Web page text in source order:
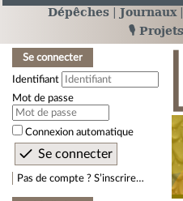
Dépêches Journaux
🎙️
Se connecter
Identifiant
Mot de passe
Connexion automatique
Pas de compte ? S’inscrire…